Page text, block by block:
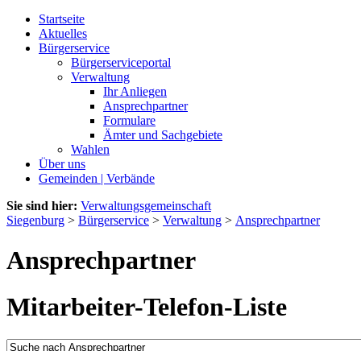
Startseite
Aktuelles
Bürgerservice
Bürgerserviceportal
Verwaltung
Ihr Anliegen
Ansprechpartner
Formulare
Ämter und Sachgebiete
Wahlen
Über uns
Gemeinden | Verbände
Sie sind hier: Verwaltungsgemeinschaft
Siegenburg > Bürgerservice > Verwaltung > Ansprechpartner
Ansprechpartner
Mitarbeiter-Telefon-Liste